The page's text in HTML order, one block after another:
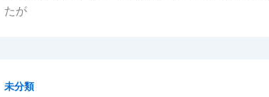
たが
未分類